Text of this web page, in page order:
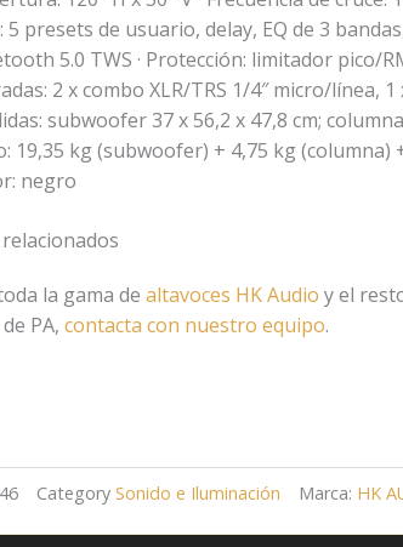
5 presets de usuario, delay, EQ de 3
5.0 TWS · Protección: limitador pico/
2 x combo XLR/TRS 1/4″ micro/línea,
subwoofer 37 x 56,2 x 47,8 cm;
19,35 kg (subwoofer) + 4,75 kg (columna)
negro
la gama de altavoces HK Audio y el
PA, contacta con nuestro equipo.
Category Sonido e Iluminación Marca: HK